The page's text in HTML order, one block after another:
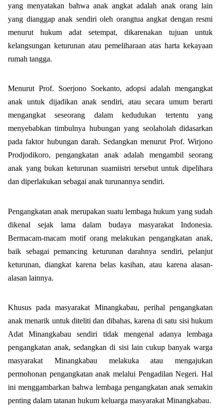
yang menyatakan bahwa anak angkat adalah anak orang lain
yang dianggap anak sendiri oleh orangtua angkat dengan resmi
menurut hukum adat setempat, dikarenakan tujuan untuk
kelangsungan keturunan atau pemeliharaan atas harta kekayaan
rumah tangga.
Menurut Prof. Soerjono Soekanto, adopsi adalah mengangkat
anak untuk dijadikan anak sendiri, atau secara umum berarti
mengangkat seseorang dalam kedudukan tertentu yang
menyebabkan timbulnya hubungan yang seolaholah didasarkan
pada faktor hubungan darah. Sedangkan menurut Prof. Wirjono
Prodjodikoro, pengangkatan anak adalah mengambil seorang
anak yang bukan keturunan suamiistri tersebut untuk dipelihara
dan diperlakukan sebagai anak turunannya sendiri.
Pengangkatan anak merupakan suatu lembaga hukum yang sudah
dikenal sejak lama dalam budaya masyarakat Indonesia.
Bermacam-macam motif orang melakukan pengangkatan anak,
baik sebagai pemancing keturunan darahnya sendiri, pelanjut
keturunan, diangkat karena belas kasihan, atau karena alasan-
alasan lainnya.
Khusus pada masyarakat Minangkabau, perihal pengangkatan
anak menarik untuk diteliti dan dibahas, karena di satu sisi hukum
Adat Minangkabau sendiri tidak mengenal adanya lembaga
pengangkatan anak, sedangkan di sisi lain cukup banyak warga
masyarakat Minangkabau melakuka atau mengajukan
permohonan pengangkatan anak melalui Pengadilan Negeri. Hal
ini menggambarkan bahwa lembaga pengangkatan anak semakin
penting dalam tatanan hukum keluarga masyarakat Minangkabau.